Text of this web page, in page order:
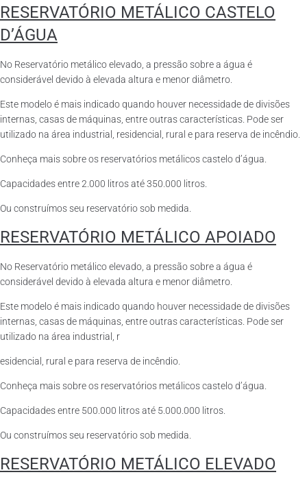
RESERVATÓRIO METÁLICO CASTELO
D’ÁGUA
No Reservatório metálico elevado, a pressão sobre a água é
considerável devido à elevada altura e menor diâmetro.
Este modelo é mais indicado quando houver necessidade de divisões
internas, casas de máquinas, entre outras características. Pode ser
utilizado na área industrial, residencial, rural e para reserva de incêndio.
Conheça mais sobre os reservatórios metálicos castelo d’água.
Capacidades entre 2.000 litros até 350.000 litros.
Ou construímos seu reservatório sob medida.
RESERVATÓRIO METÁLICO APOIADO
No Reservatório metálico elevado, a pressão sobre a água é
considerável devido à elevada altura e menor diâmetro.
Este modelo é mais indicado quando houver necessidade de divisões
internas, casas de máquinas, entre outras características. Pode ser
utilizado na área industrial, r
esidencial, rural e para reserva de incêndio.
Conheça mais sobre os reservatórios metálicos castelo d’água.
Capacidades entre 500.000 litros até 5.000.000 litros.
Ou construímos seu reservatório sob medida.
RESERVATÓRIO METÁLICO ELEVADO